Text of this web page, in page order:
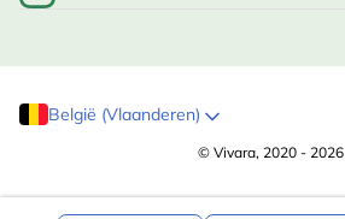
België (Vlaanderen)
© Vivara, 2020 - 2026